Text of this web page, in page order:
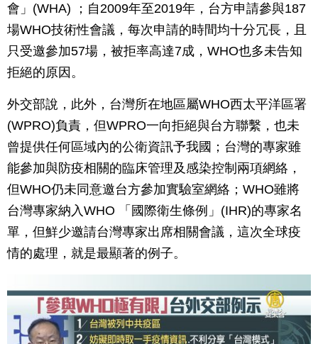
會」(WHA) ；自2009年至2019年，台方申請參與187
場WHO技術性會議，每次申請的時間均十分冗長，且
只受邀參加57場，被拒率高達7成，WHO也多未告知
拒絕的原因。
外交部說，此外，台灣所在地區屬WHO西太平洋區署
(WPRO)負責，但WPRO一向拒絕與台方聯繫，也未
曾提供任何區域內的公衛資訊予我國；台灣的專家雖
能參加與防疫相關的臨床管理及感染控制兩項網絡，
但WHO仍未同意邀台方參加實驗室網絡；WHO雖將
台灣專家納入WHO 「國際衛生條例」(IHR)的專家名
單，但鮮少邀請台灣專家出席相關會議，這次全球疫
情的處理，就是最顯著的例子。